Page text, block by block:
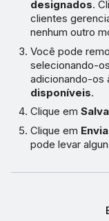
designados.
clientes
nenhum outro
Você pode
selecionando-
adicionando-os
disponíveis.
Clique em
Clique em
pode levar